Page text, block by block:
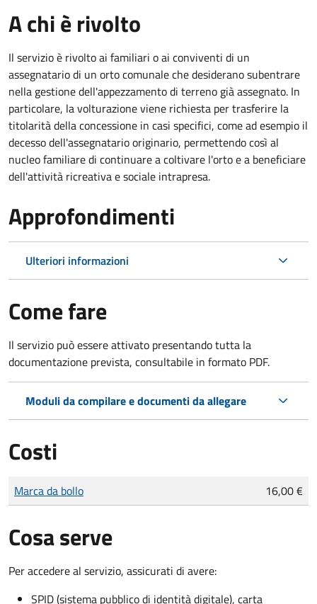
A chi è rivolto
Il servizio è rivolto ai familiari o ai conviventi di un
assegnatario di un orto comunale che desiderano subentrare
nella gestione dell'appezzamento di terreno già assegnato. In
particolare, la volturazione viene richiesta per trasferire la
titolarità della concessione in casi specifici, come ad esempio il
decesso dell'assegnatario originario, permettendo così al
nucleo familiare di continuare a coltivare l'orto e a beneficiare
dell'attività ricreativa e sociale intrapresa.
Approfondimenti
Ulteriori informazioni
Come fare
Il servizio può essere attivato presentando tutta la
documentazione prevista, consultabile in formato PDF.
Moduli da compilare e documenti da allegare
Costi
Tipo di pagamento
Importo
Marca da bollo 16,00 €
Cosa serve
Per accedere al servizio, assicurati di avere:
SPID (sistema pubblico di identità digitale), carta